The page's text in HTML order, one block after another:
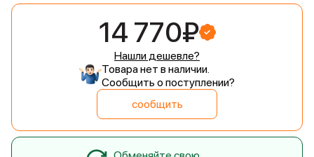
14 770₽
Нашли дешевле?
Товара нет в наличии.
Сообщить о поступлении?
сообщить